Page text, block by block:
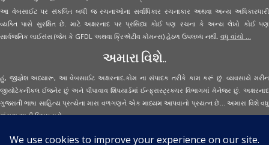
આ વેબસાઈટ પર સંકલિત બધી જ રચનાઓના સર્વાધિકાર રચનાકાર અથવા અન્ય અધિકારધારી
વ્યક્તિ પાસે સુરક્ષિત છે. માટે અક્ષરનાદ પર પ્રસિધ્ધ કોઈ પણ રચના કે અન્ય લેખો કોઈ પણ
સાર્વજનિક લાઈસંસ (જેમ કે GFDL અથવા ક્રિએટીવ કોમન્સ) હેઠળ ઉપલબ્ધ નથી. વધુ વાંચો ...
અમારા વિશે..
હું, જીજ્ઞેશ અધ્યારૂ, આ વેબસાઈટ અક્ષરનાદ.કોમ ના સંપાદક તરીકે કામ કરૂં છું. વ્યવસાયે મરીન
જીયોટેકનીકલ ઈજનેર છું અને પીપાવાવ શિપયાર્ડમાં ઈન્ફ્રાસ્ટ્રક્ચર વિભાગમાં મેનેજર છું. અક્ષરનાદ
ગુજરાતી ભાષા સાહિત્ય પ્રત્યેના મારા વળગણને એક માધ્યમ આપવાનો પ્રયત્ન છે... અમારા વિશે વધુ
વાંચવાઅહીં ક્લિક કરો...
Secured Site Assurance